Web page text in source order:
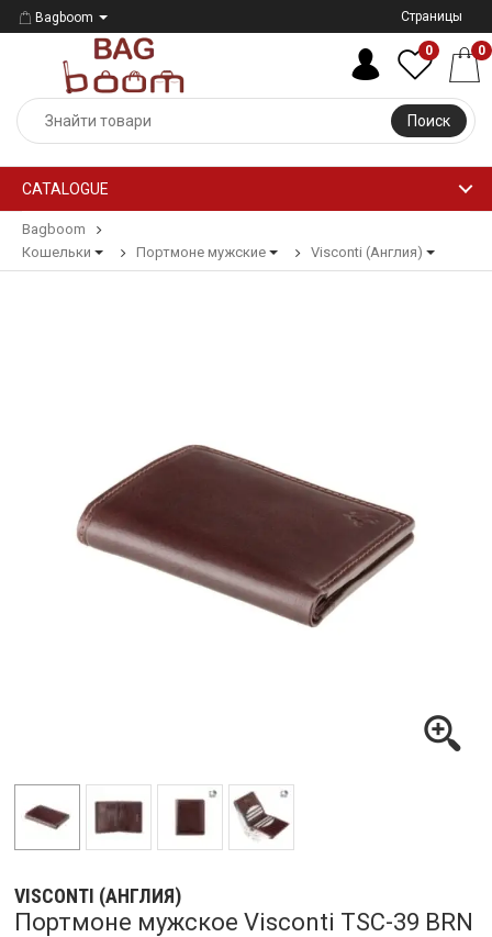
Bagboom Страницы
Поиск
0 0
CATALOGUE
Bagboom
Кошельки
Портмоне мужские Visconti (Англия)
VISCONTI (АНГЛИЯ)
Портмоне мужское Visconti TSC-39 BRN